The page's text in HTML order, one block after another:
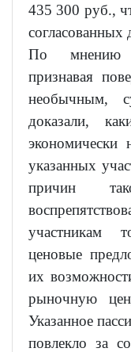
435 300 руб.,
согласованных
По мнению
признавая
необычным,
доказали,
экономически
указанных
причин
участникам
ценовые
их
рыночную
Указанное
повлекло за